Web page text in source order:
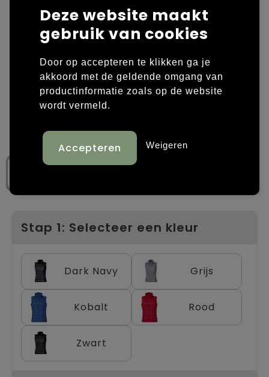
Laptop hoezen en tassen
Papieren tassen
Promotietassen
Reistassen
Rugzakken
Trolleys
Overige kleding
Sweaters bedrukken
T-shirts bedrukken
Vesten bedrukken
Schoenen bedrukken
Stap 1: Selecteer een kleur
Dark Navy Grijs
Kobalt Rood
Zwart
Deze website maakt
gebruik van cookies
Door op accepteren te klikken ga je
akkoord met de geldende omgang van
productinformatie zoals op de website
wordt vermeld.
Weigeren